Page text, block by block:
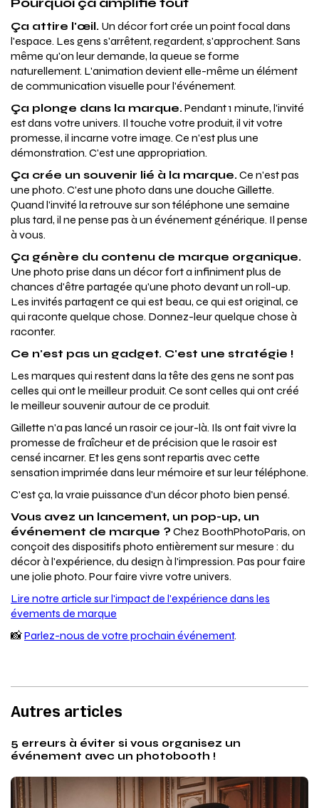
Pourquoi ça amplifie tout
Ça attire l'œil. Un décor fort crée un point focal dans
l'espace. Les gens s'arrêtent, regardent, s'approchent. Sans
même qu'on leur demande, la queue se forme
naturellement. L'animation devient elle-même un élément
de communication visuelle pour l'événement.
Ça plonge dans la marque.Pendant 1 minute, l'invité
est dans votre univers. Il touche votre produit, il vit votre
promesse, il incarne votre image. Ce n'est plus une
démonstration. C'est une appropriation.
Ça crée un souvenir lié à la marque.Ce n'est pas
une photo. C'est une photo dans une douche Gillette.
Quand l'invité la retrouve sur son téléphone une semaine
plus tard, il ne pense pas à un événement générique. Il pense
à vous.
Ça génère du contenu de marque organique.
Une photo prise dans un décor fort a infiniment plus de
chances d'être partagée qu'une photo devant un roll-up.
Les invités partagent ce qui est beau, ce qui est original, ce
qui raconte quelque chose. Donnez-leur quelque chose à
raconter.
Ce n'est pas un gadget. C'est une stratégie !
Les marques qui restent dans la tête des gens ne sont pas
celles qui ont le meilleur produit. Ce sont celles qui ont créé
le meilleur souvenir autour de ce produit.
Gillette n'a pas lancé un rasoir ce jour-là. Ils ont fait vivre la
promesse de fraîcheur et de précision que le rasoir est
censé incarner. Et les gens sont repartis avec cette
sensation imprimée dans leur mémoire et sur leur téléphone.
C'est ça, la vraie puissance d'un décor photo bien pensé.
Vous avez un lancement, un pop-up, un
événement de marque ? Chez BoothPhotoParis, on
conçoit des dispositifs photo entièrement sur mesure : du
décor à l'expérience, du design à l'impression. Pas pour faire
une jolie photo. Pour faire vivre votre univers.
Lire notre article sur l'impact de l'expérience dans les
évements de marque
📸Parlez-nous de votre prochain événement.
Autres articles
5 erreurs à éviter si vous organisez un
événement avec un photobooth !